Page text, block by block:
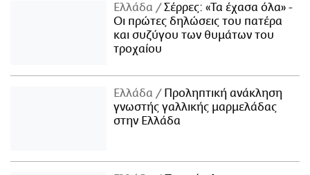
Ελλάδα
Σέρρες: «Τα έχασα όλα» -
Οι πρώτες δηλώσεις του πατέρα
και συζύγου των θυμάτων του
τροχαίου
Ελλάδα
Προληπτική ανάκληση
γνωστής γαλλικής μαρμελάδας
στην Ελλάδα